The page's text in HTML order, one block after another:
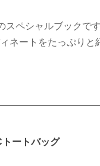
スペシャルブックで
ネートをたっぷりと
ートバッグ